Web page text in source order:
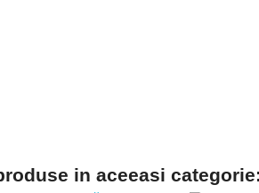
in aceeasi categorie: